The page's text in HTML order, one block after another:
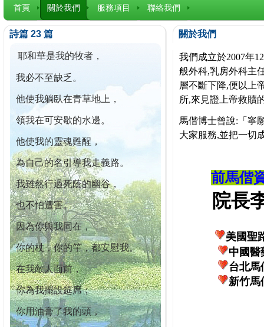
首頁 關於我們 服務項目 聯絡我們
詩篇 23 篇
耶和華是我的牧者，
我必不至缺乏。
他使我躺臥在青草地上，
領我在可安歇的水邊。
他使我的靈魂甦醒，
為自己的名引導我走義路。
我雖然行過死蔭的幽谷，
也不怕遭害。
因為你與我同在，
你的杖，你的竿，都安慰我。
在我敵人面前，
你為我擺設筵席；
你用油膏了我的頭，
關於我們
我們成立於2007年
般外科,乳房外科主
層不斷下降,便以上
所,來見證上帝救贖
馬偕博士曾說:「寧
大家服務,並把一切
前馬偕
院長李
美國聖
中國醫
台北馬
新竹馬